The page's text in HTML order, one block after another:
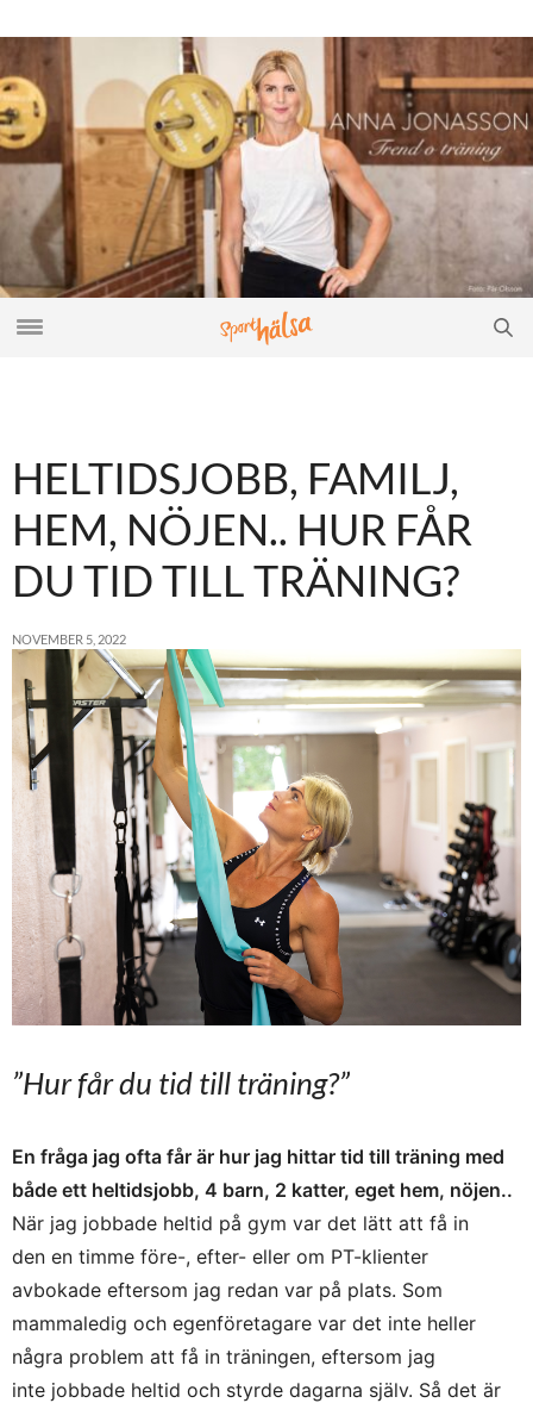
HELTIDSJOBB, FAMILJ,
HEM, NÖJEN.. HUR FÅR
DU TID TILL TRÄNING?
NOVEMBER 5, 2022
”Hur får du tid till träning?”
En fråga jag ofta får är hur jag hittar tid till träning med
både ett heltidsjobb, 4 barn, 2 katter, eget hem, nöjen..
När jag jobbade heltid på gym var det lätt att få in
den en timme före-, efter- eller om PT-klienter
avbokade eftersom jag redan var på plats. Som
mammaledig och egenföretagare var det inte heller
några problem att få in träningen, eftersom jag
inte jobbade heltid och styrde dagarna själv. Så det är